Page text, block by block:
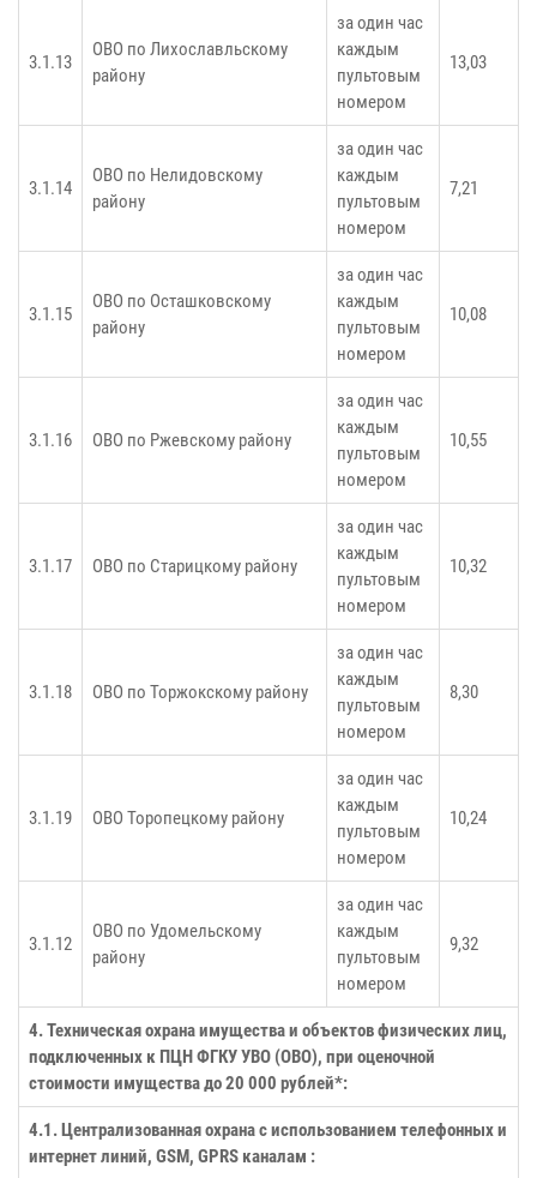
3.1.13
ОВО по Лихославльскому
району
за один час
каждым
пультовым
номером
13,03
3.1.14
ОВО по Нелидовскому
району
за один час
каждым
пультовым
номером
7,21
3.1.15
ОВО по Осташковскому
району
за один час
каждым
пультовым
номером
10,08
3.1.16 ОВО по Ржевскому району
за один час
каждым
пультовым
номером
10,55
3.1.17 ОВО по Старицкому району
за один час
каждым
пультовым
номером
10,32
3.1.18 ОВО по Торжокскому району
за один час
каждым
пультовым
номером
8,30
3.1.19 ОВО Торопецкому району
за один час
каждым
пультовым
номером
10,24
3.1.12
ОВО по Удомельскому
району
за один час
каждым
пультовым
номером
9,32
4. Техническая охрана имущества и объектов физических лиц,
подключенных к ПЦН ФГКУ УВО (ОВО), при оценочной
стоимости имущества до 20 000 рублей*:
4.1. Централизованная охрана с использованием телефонных и
интернет линий, GSM, GPRS каналам :